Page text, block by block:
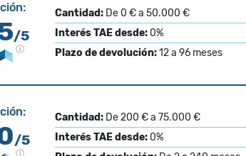
/5
Cantidad: De 0 € a 50.000 €
Interés TAE desde:0%
Plazo de devolución:12 a 96 meses
/5
Cantidad: De 200 € a 75.000 €
Interés TAE desde:0%